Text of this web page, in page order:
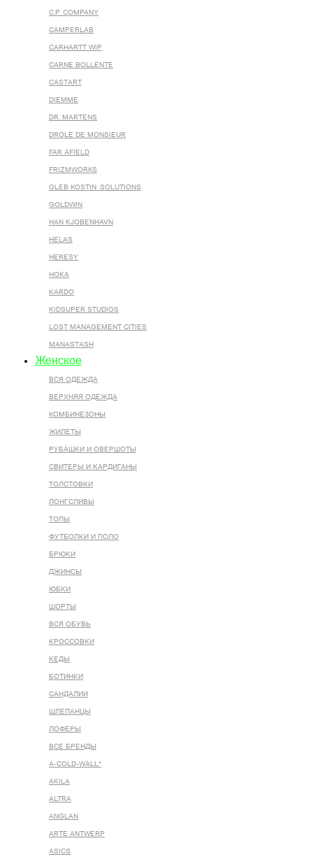
C.P. COMPANY
CAMPERLAB
CARHARTT WIP
CARNE BOLLENTE
CASTART
DIEMME
DR. MARTENS
DROLE DE MONSIEUR
FAR AFIELD
FRIZMWORKS
GLEB KOSTIN .SOLUTIONS
GOLDWIN
HAN KJOBENHAVN
HELAS
HERESY
HOKA
KARDO
KIDSUPER STUDIOS
LOST MANAGEMENT CITIES
MANASTASH
Женское
ВСЯ ОДЕЖДА
ВЕРХНЯЯ ОДЕЖДА
КОМБИНЕЗОНЫ
ЖИЛЕТЫ
РУБАШКИ И ОВЕРШОТЫ
СВИТЕРЫ И КАРДИГАНЫ
ТОЛСТОВКИ
ЛОНГСЛИВЫ
ТОПЫ
ФУТБОЛКИ И ПОЛО
БРЮКИ
ДЖИНСЫ
ЮБКИ
ШОРТЫ
ВСЯ ОБУВЬ
КРОССОВКИ
КЕДЫ
БОТИНКИ
САНДАЛИИ
ШЛЕПАНЦЫ
ЛОФЕРЫ
ВСЕ БРЕНДЫ
A-COLD-WALL*
AKILA
ALTRA
ANGLAN
ARTE ANTWERP
ASICS